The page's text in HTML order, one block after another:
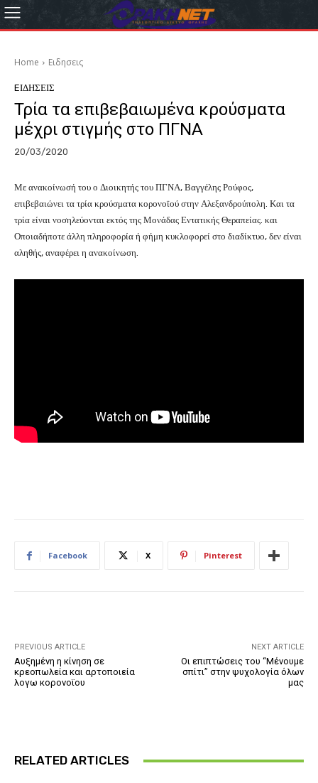
Home Eιδησεις
EΙΔΗΣΕΙΣ
Τρία τα επιβεβαιωμένα κρούσματα
μέχρι στιγμής στο ΠΓΝΑ
20/03/2020
Με ανακοίνωσή του ο Διοικητής του ΠΓΝΑ, Βαγγέλης Ρούφος,
επιβεβαιώνει τα τρία κρούσματα κορονοϊού στην Αλεξανδρούπολη. Και τα
τρία είναι νοσηλεύονται εκτός της Μονάδας Εντατικής Θεραπείας. και
Οποιαδήποτε άλλη πληροφορία ή φήμη κυκλοφορεί στο διαδίκτυο, δεν είναι
αληθής, αναφέρει η ανακοίνωση.
Facebook X Pinterest
PREVIOUS ARTICLE
Αυξημένη η κίνηση σε
κρεοπωλεία και αρτοποιεία
λογω κορονοϊου
NEXT ARTICLE
Οι επιπτώσεις του “Μένουμε
σπίτι” στην ψυχολογία όλων
μας
RELATED ARTICLES